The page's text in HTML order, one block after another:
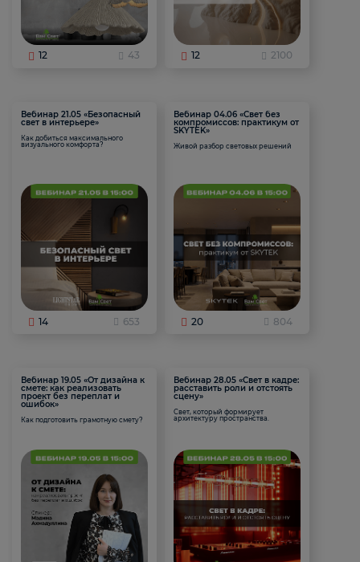
12 43 12 2100
Вебинар 21.05 «Безопасный
свет в интерьере»
Как добиться максимального
визуального комфорта?
14 653
Вебинар 04.06 «Свет без
компромиссов: практикум от
SKYTEK»
Живой разбор световых решений
20 804
Вебинар 19.05 «От дизайна к
смете: как реализовать
проект без переплат и
ошибок»
Как подготовить грамотную смету?
Вебинар 28.05 «Свет в кадре:
расставить роли и отстоять
сцену»
Свет, который формирует
архитектуру пространства.